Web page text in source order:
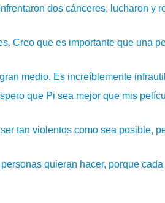
dos cánceres, lucharon y
Creo que es importante que una
medio. Es increíblemente
que Pi sea mejor que mis
tan violentos como sea posible,
quieran hacer, porque